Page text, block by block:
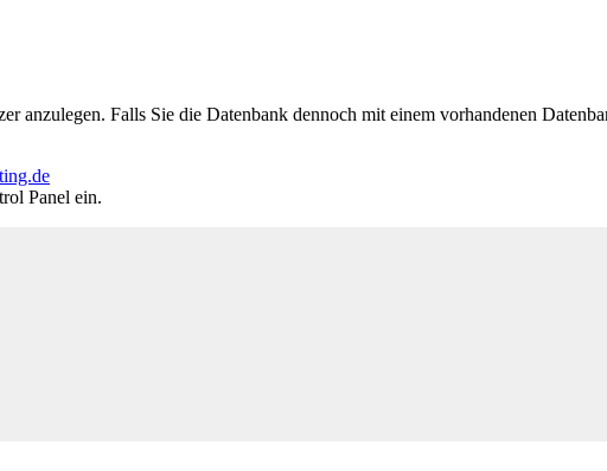
Falls Sie die Datenbank dennoch mit einem vorhandenen
Panel ein.